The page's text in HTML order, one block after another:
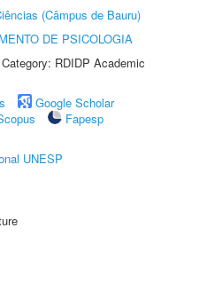
(Câmpus de Bauru)
DE PSICOLOGIA
RDIDP Academic
Google Scholar
Fapesp
UNESP